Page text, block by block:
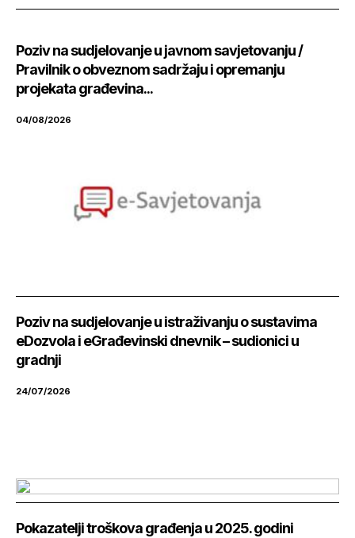
Poziv na sudjelovanje u javnom savjetovanju /
Pravilnik o obveznom sadržaju i opremanju
projekata građevina...
04/08/2026
Poziv na sudjelovanje u istraživanju o sustavima
eDozvola i eGrađevinski dnevnik – sudionici u
gradnji
24/07/2026
Pokazatelji troškova građenja u 2025. godini